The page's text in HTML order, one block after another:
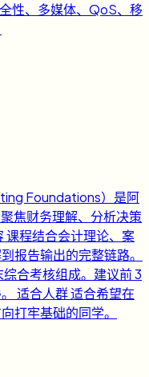
性、多媒体、QoS、移
Foundations）是阿
焦财务理解、分析决策
课程结合会计理论、案
报告输出的完整链路。
合考核组成。建议前 3
适合人群 适合希望在
打牢基础的同学。